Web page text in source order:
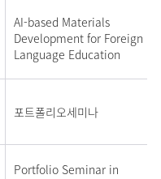
AI-based Materials
Development for Foreign
Language Education
포트폴리오세미나
Portfolio Seminar in